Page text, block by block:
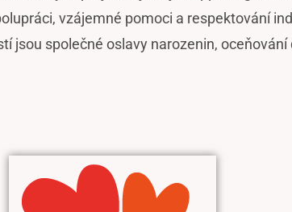
vzájemné pomoci a respektování
jsou společné oslavy narozenin,